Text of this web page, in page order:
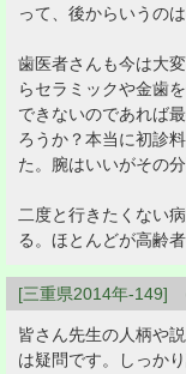
って、後からいうの
歯医者さんも今は大
らセラミックや金歯
できないのであれば
ろうか？本当に初診
た。腕はいいがその分
二度と行きたくない
る。ほとんどが高齢
[三重県2014年-
皆さん先生の人柄や
は疑問です。しっか